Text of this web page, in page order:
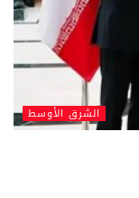
الشرق الأوسط